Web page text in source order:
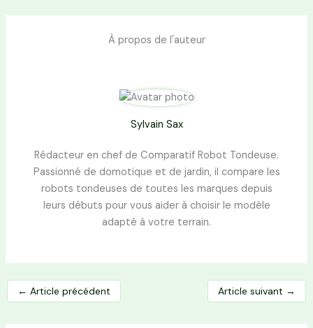
À propos de l'auteur
Sylvain Sax
Rédacteur en chef de Comparatif Robot Tondeuse.
Passionné de domotique et de jardin, il compare les
robots tondeuses de toutes les marques depuis
leurs débuts pour vous aider à choisir le modèle
adapté à votre terrain.
← Article précédent Article suivant →